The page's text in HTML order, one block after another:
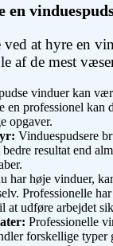
en
at hyre en
af de mest
vinduer kan
en professionel kan
opgaver.
Vinduespudsere
resultat end
har høje vinduer,
Professionelle
at udføre arbejdet
Professionelle
forskellige typer